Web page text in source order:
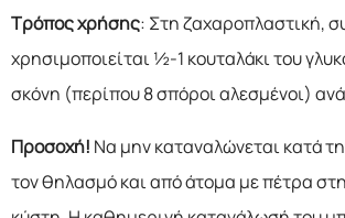
Τρόπος χρήσης: Στη ζαχαροπλαστική,
χρησιμοποιείται ½-1 κουταλάκι του
σκόνη (περίπου 8 σπόροι αλεσμένοι) ανά
Προσοχή! Να μην καταναλώνεται κατά
τον θηλασμό και από άτομα με πέτρα